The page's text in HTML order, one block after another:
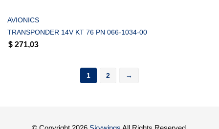
AVIONICS
TRANSPONDER 14V KT 76 PN 066-1034-00
$ 271,03
1 2 →